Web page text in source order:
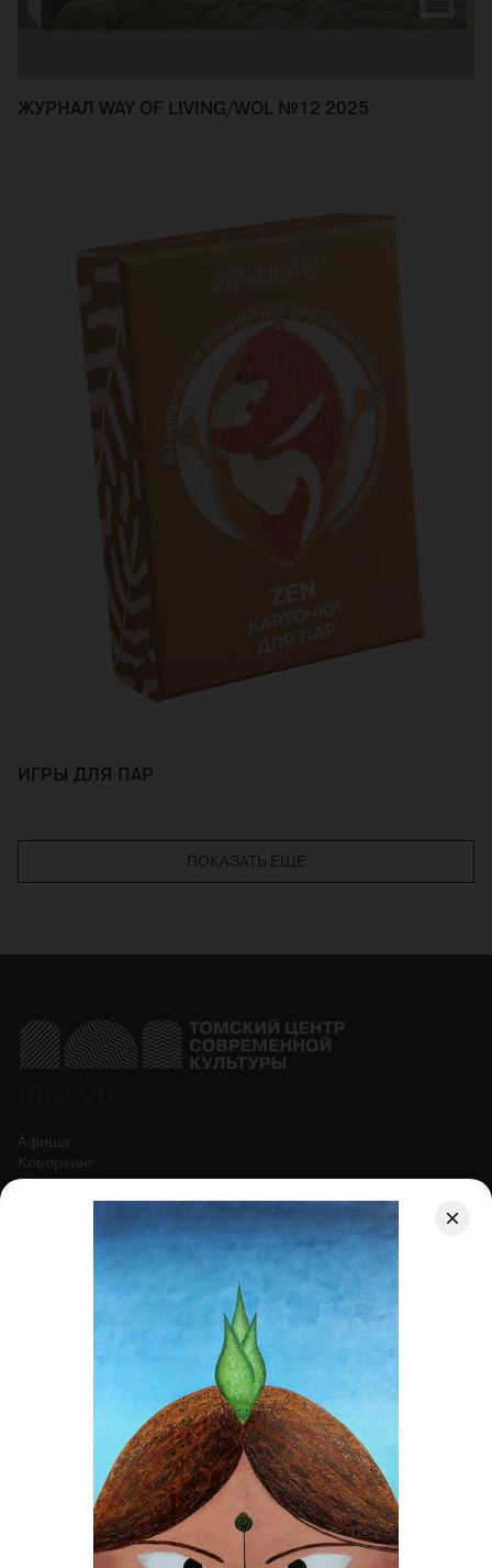
ЖУРНАЛ WAY OF LIVING/WOL №12 2025
ИГРЫ ДЛЯ ПАР
ПОКАЗАТЬ ЕЩЕ
АРЕНДОВАТЬ КОВОРКИНГ
ПОСМОТРЕТЬ СОБЫТИЯ
Афиша
Коворкинг
Магазин
Правила фото и видеосъёмки
Договор оферты
ИЛЛЮЗИОН